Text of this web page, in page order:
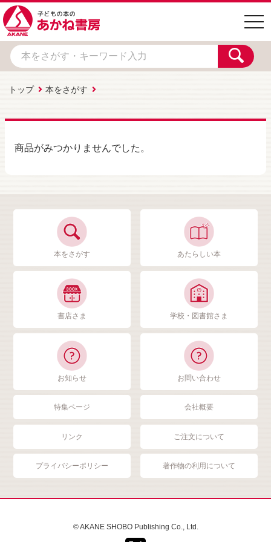
トップ 本をさがす
商品がみつかりませんでした。
本をさがす あたらしい本
書店さま 学校・図書館さま
お知らせ お問い合わせ
特集ページ 会社概要
リンク ご注文について
プライバシーポリシー 著作物の利用について
© AKANE SHOBO Publishing Co., Ltd.